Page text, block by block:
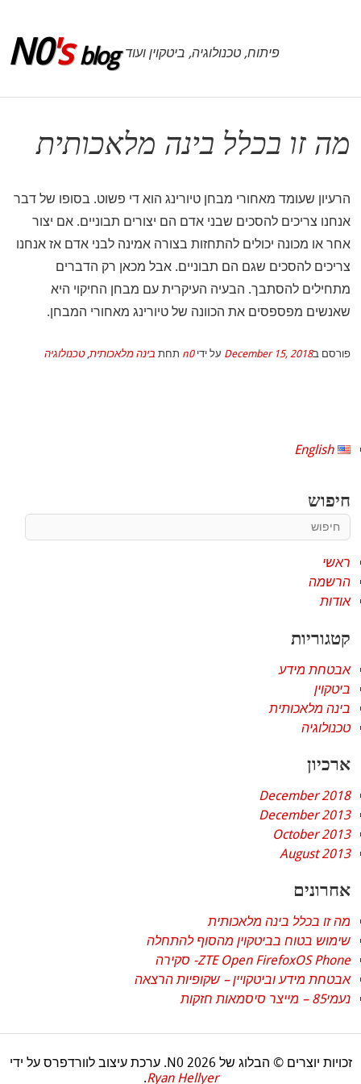
N0's blog פיתוח, טכנולוגיה, ביטקוין ועוד
מה זו בכלל בינה מלאכותית
הרעיון שעומד מאחורי מבחן טיורינג הוא די פשוט. בסופו של דבר
אנחנו צריכים להסכים שבני אדם הם יצורים תבוניים. אם יצור
אחר או מכונה יכולים להתחזות בצורה אמינה לבני אדם אז אנחנו
צריכים להסכים שגם הם תבוניים. אבל מכאן רק הדברים
מתחילים להסתבך. הבעיה העיקרית עם מבחן החיקוי היא
שאנשים מפספסים את הכוונה של טיורינג מאחורי המבחן.
פורסם בDecember 15, 2018 על ידיn0 תחת בינה מלאכותית ,טכנולוגיה
English
חיפוש
ראשי
הרשמה
אודות
קטגוריות
אבטחת מידע
ביטקוין
בינה מלאכותית
טכנולוגיה
ארכיון
December 2018
December 2013
October 2013
August 2013
אחרונים
מה זו בכלל בינה מלאכותית
שימוש בטוח בביטקוין מהסוף להתחלה
ZTE Open FirefoxOS Phone- סקירה
אבטחת מידע וביטקויין – שקופיות הרצאה
נעמי85 – מייצר סיסמאות חזקות
זכויות יוצרים © הבלוג של N0 2026. ערכת עיצוב לוורדפרס על ידי
Ryan Hellyer
.